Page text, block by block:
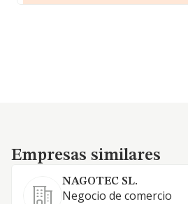
Empresas similares
Empresas similares
NAGOTEC SL.
Negocio de comercio